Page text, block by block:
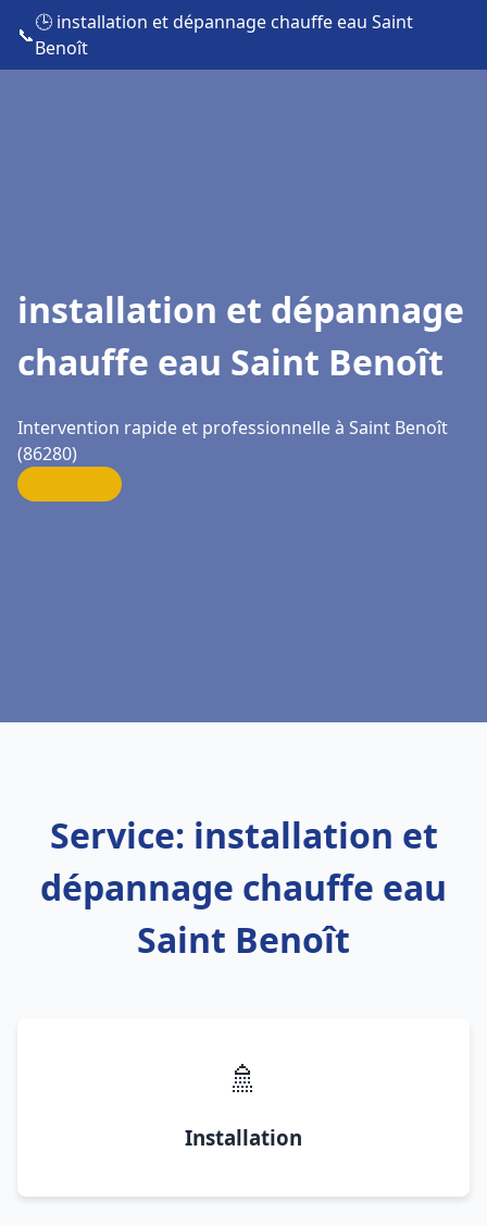
📞
🕒 installation et dépannage chauffe eau Saint
Benoît
installation et dépannage
chauffe eau Saint Benoît
Intervention rapide et professionnelle à Saint Benoît
(86280)
Service: installation et
dépannage chauffe eau
Saint Benoît
🚿
Installation